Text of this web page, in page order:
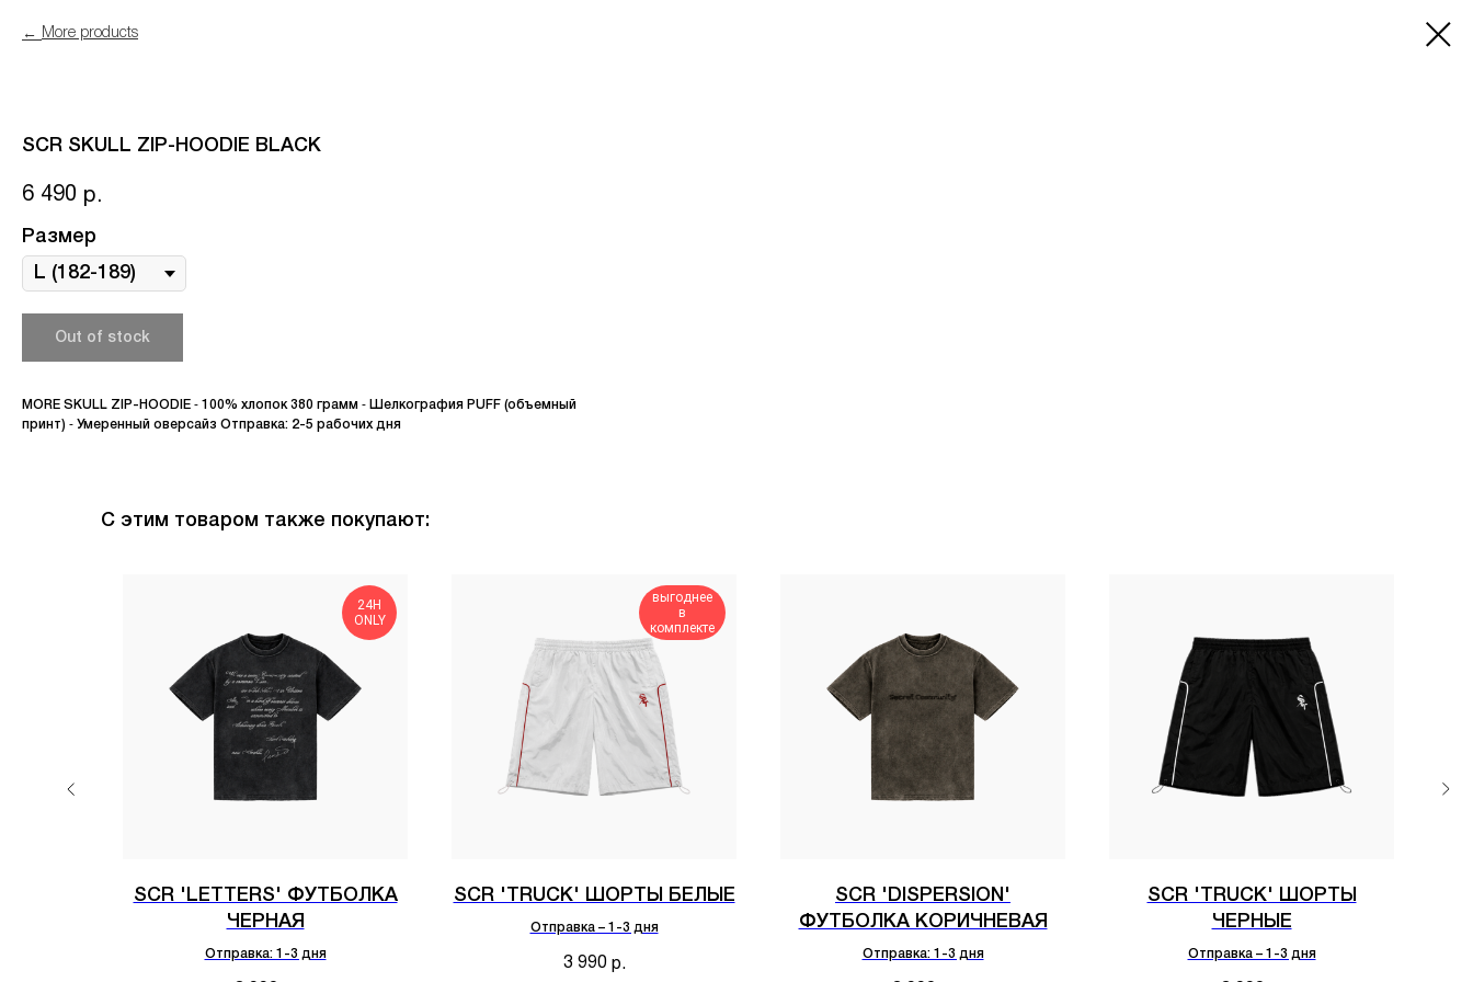
More products
SCR SKULL ZIP-HOODIE BLACK
6 490 р.
Размер
Out of stock
MORE SKULL ZIP-HOODIE ⁃ 100% хлопок 380 грамм ⁃ Шелкография PUFF (объемный
принт) ⁃ Умеренный оверсайз Отправка: 2-5 рабочих дня
С этим товаром также покупают:
24H
ONLY
SCR 'LETTERS' ФУТБОЛКА
ЧЕРНАЯ
Отправка: 1-3 дня
выгоднее
в
комплекте
SCR 'TRUCK' ШОРТЫ БЕЛЫЕ
Отправка – 1-3 дня
3 990 р.
SCR 'DISPERSION'
ФУТБОЛКА КОРИЧНЕВАЯ
Отправка: 1-3 дня
SCR 'TRUCK' ШОРТЫ
ЧЕРНЫЕ
Отправка – 1-3 дня